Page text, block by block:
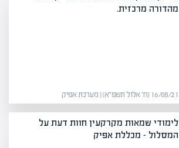
מהדורה מרכזית.
16/08/21 (ח׳ אלול תשפ״א) | מערכת אפיק
לימודי שמאות מקרקעין חוות דעת על
המסלול – מכללת אפיק